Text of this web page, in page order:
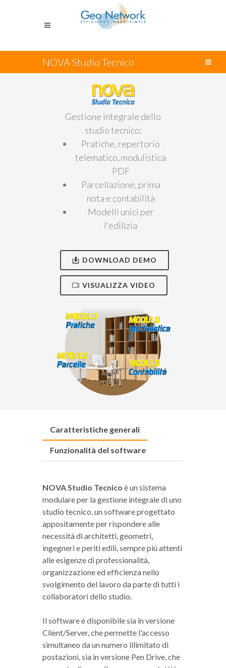
NOVA Studio Tecnico
Gestione integrale dello
studio tecnico:
Pratiche, repertorio
telematico, modulistica
PDF
Parcellazione, prima
nota e contabilità
Modelli unici per
l'edilizia
DOWNLOAD DEMO
VISUALIZZA VIDEO
Caratteristiche generali
Funzionalità del software
NOVA Studio Tecnico è un sistema
modulare per la gestione integrale di uno
studio tecnico, un software progettato
appositamente per rispondere alle
necessità di architetti, geometri,
ingegneri e periti edili, sempre più attenti
alle esigenze di professionalità,
organizzazione ed efficienza nello
svolgimento del lavoro da parte di tutti i
collaboratori dello studio.
Il software è disponibile sia in versione
Client/Server, che permette l'accesso
simultaneo da un numero illimitato di
postazioni, sia in versione Pen Drive, che